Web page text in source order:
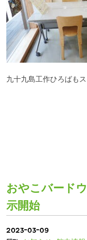
九十九島工作ひろばもス
おやこバード
示開始
2023-03-09